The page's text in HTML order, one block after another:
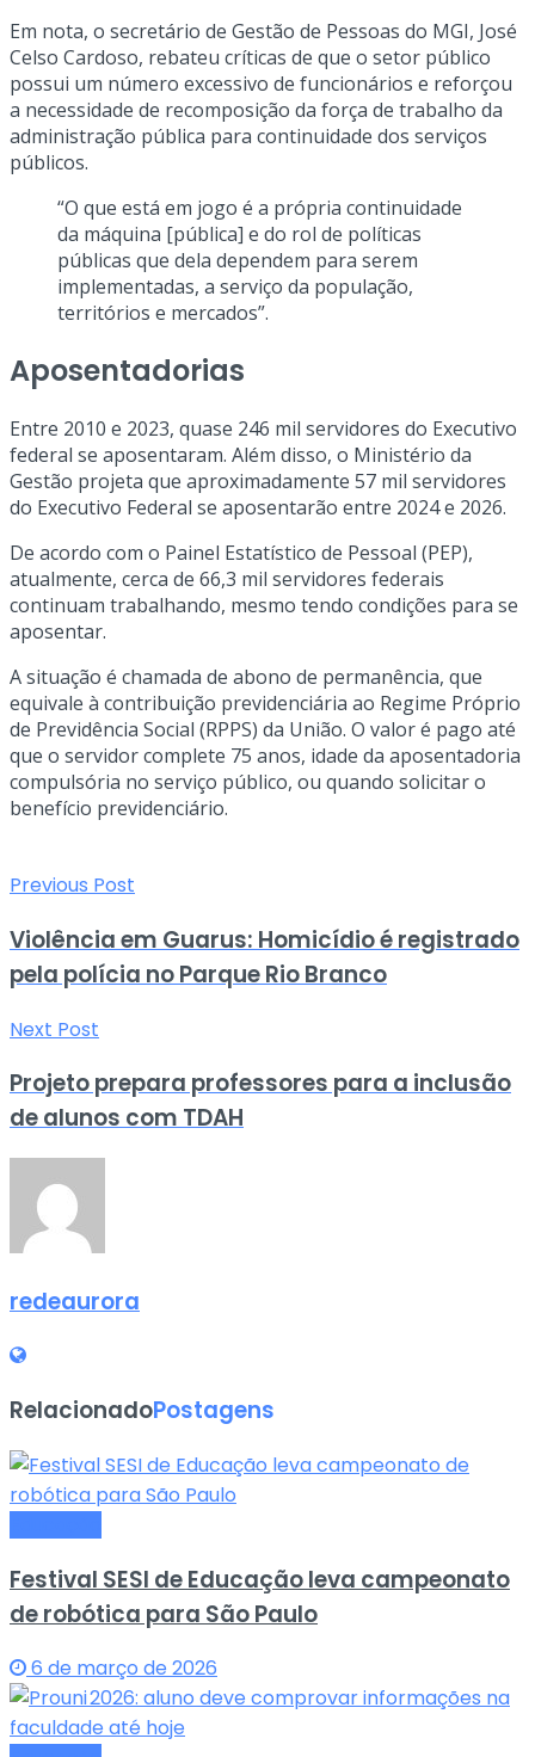
Em nota, o secretário de Gestão de Pessoas do MGI, José
Celso Cardoso, rebateu críticas de que o setor público
possui um número excessivo de funcionários e reforçou
a necessidade de recomposição da força de trabalho da
administração pública para continuidade dos serviços
públicos.
“O que está em jogo é a própria continuidade
da máquina [pública] e do rol de políticas
públicas que dela dependem para serem
implementadas, a serviço da população,
territórios e mercados”.
Aposentadorias
Entre 2010 e 2023, quase 246 mil servidores do Executivo
federal se aposentaram. Além disso, o Ministério da
Gestão projeta que aproximadamente 57 mil servidores
do Executivo Federal se aposentarão entre 2024 e 2026.
De acordo com o Painel Estatístico de Pessoal (PEP),
atualmente, cerca de 66,3 mil servidores federais
continuam trabalhando, mesmo tendo condições para se
aposentar.
A situação é chamada de abono de permanência, que
equivale à contribuição previdenciária ao Regime Próprio
de Previdência Social (RPPS) da União. O valor é pago até
que o servidor complete 75 anos, idade da aposentadoria
compulsória no serviço público, ou quando solicitar o
benefício previdenciário.
Previous Post
Violência em Guarus: Homicídio é registrado
pela polícia no Parque Rio Branco
Next Post
Projeto prepara professores para a inclusão
de alunos com TDAH
redeaurora
RelacionadoPostagens
Festival SESI de Educação leva campeonato
de robótica para São Paulo
6 de março de 2026